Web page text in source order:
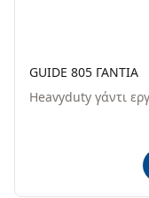
GUIDE 805 ΓΑΝΤΙΑ
Heavyduty γάντι